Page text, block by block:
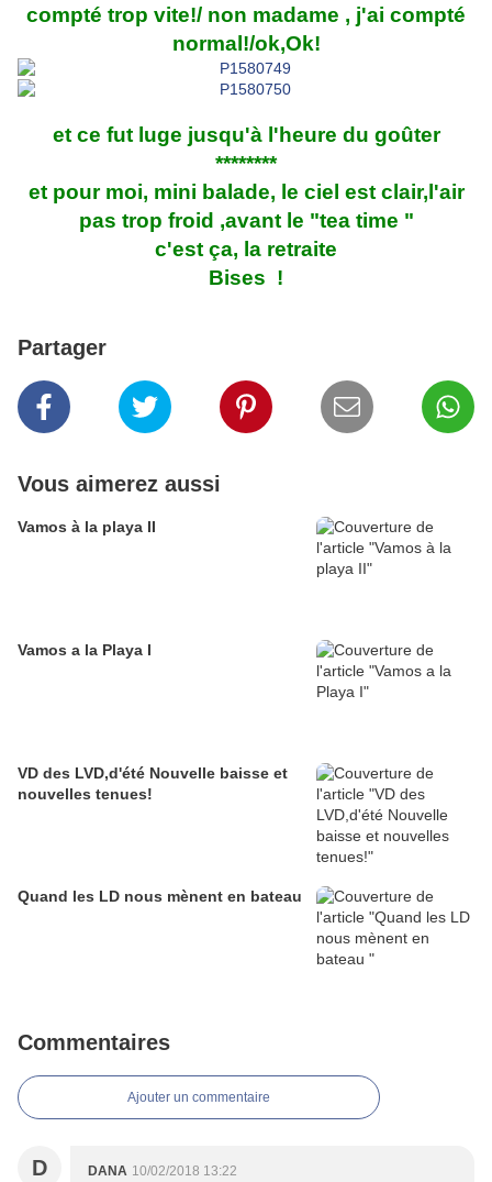
compté trop vite!/ non madame , j'ai compté
normal!/ok,Ok!
et ce fut luge jusqu'à l'heure du goûter
********
et pour moi, mini balade, le ciel est clair,l'air
pas trop froid ,avant le "tea time "
c'est ça, la retraite
Bises !
Partager
Vous aimerez aussi
Vamos à la playa II
Vamos a la Playa I
VD des LVD,d'été Nouvelle baisse et
nouvelles tenues!
Quand les LD nous mènent en bateau
Commentaires
Ajouter un commentaire
D DANA 10/02/2018 13:22